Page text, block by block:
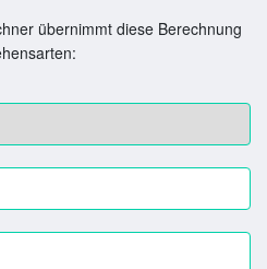
übernimmt diese Berechnung